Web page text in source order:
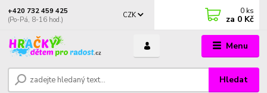
Menu
CZK
Hledat
+420 732 459 425
(Po-Pá, 8-16 hod.)
0 ks
za 0 Kč